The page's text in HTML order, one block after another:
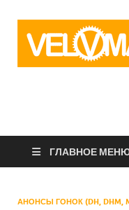
ГЛАВНОЕ
АНОНСЫ ГОНОК (DH, DHM,